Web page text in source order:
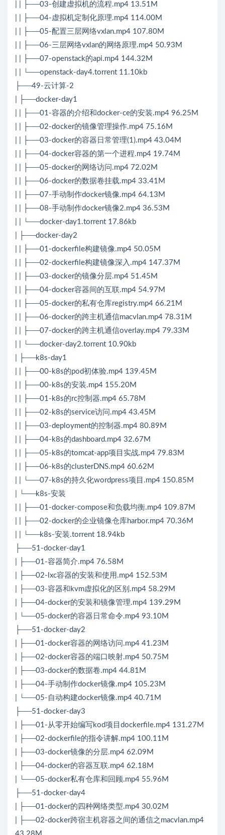
| | ├──03-创建虚拟机的流程.mp4 13.51M
| | ├──04-虚拟机定制化原理.mp4 114.00M
| | ├──05-配置三层网络vxlan.mp4 107.80M
| | ├──06-三层网络vxlan的网络原理.mp4 50.93M
| | ├──07-openstack的api.mp4 144.32M
| | └──openstack-day4.torrent 11.10kb
├──49-云计算-2
| ├──docker-day1
| | ├──01-容器的介绍和docker-ce的安装.mp4 96.25M
| | ├──02-docker的镜像管理操作.mp4 75.16M
| | ├──03-docker的容器日常管理(1).mp4 43.04M
| | ├──04-docker容器的第一个进程.mp4 19.74M
| | ├──05-docker的网络访问.mp4 72.02M
| | ├──06-docker的数据卷挂载.mp4 33.41M
| | ├──07-手动制作docker镜像.mp4 64.13M
| | ├──08-手动制作docker镜像2.mp4 36.53M
| | └──docker-day1.torrent 17.86kb
| ├──docker-day2
| | ├──01-dockerfile构建镜像.mp4 50.05M
| | ├──02-dockerfile构建镜像深入.mp4 147.37M
| | ├──03-docker的镜像分层.mp4 51.45M
| | ├──04-docker容器间的互联.mp4 54.97M
| | ├──05-docker的私有仓库registry.mp4 66.21M
| | ├──06-docker的跨主机通信macvlan.mp4 78.31M
| | ├──07-docker的跨主机通信overlay.mp4 79.33M
| | └──docker-day2.torrent 10.90kb
| ├──k8s-day1
| | ├──00-k8s的pod初体验.mp4 139.45M
| | ├──00-k8s的安装.mp4 155.20M
| | ├──01-k8s的rc控制器.mp4 65.78M
| | ├──02-k8s的service访问.mp4 43.45M
| | ├──03-deployment的控制器.mp4 80.89M
| | ├──04-k8s的dashboard.mp4 32.67M
| | ├──05-k8s的tomcat-app项目实战.mp4 79.83M
| | ├──06-k8s的clusterDNS.mp4 60.62M
| | └──07-k8s的持久化wordpress项目.mp4 150.85M
| └──k8s-安装
| | ├──01-docker-compose和负载均衡.mp4 109.87M
| | ├──02-docker的企业镜像仓库harbor.mp4 70.36M
| | └──k8s-安装.torrent 18.94kb
├──51-docker-day1
| ├──01-容器简介.mp4 76.58M
| ├──02-lxc容器的安装和使用.mp4 152.53M
| ├──03-容器和kvm虚拟化的区别.mp4 58.29M
| ├──04-docker的安装和镜像管理.mp4 139.29M
| └──05-docker的容器日常命令.mp4 93.10M
├──51-docker-day2
| ├──01-docker容器的网络访问.mp4 41.23M
| ├──02-docker容器的端口映射.mp4 50.75M
| ├──03-docker的数据卷.mp4 44.81M
| ├──04-手动制作docker镜像.mp4 105.23M
| └──05-自动构建docker镜像.mp4 40.71M
├──51-docker-day3
| ├──01-从零开始编写kod项目dockerfile.mp4 131.27M
| ├──02-dockerfile的指令讲解.mp4 100.11M
| ├──03-docker镜像的分层.mp4 62.09M
| ├──04-docker的容器互联.mp4 62.18M
| └──05-docker私有仓库和回顾.mp4 55.96M
├──51-docker-day4
| ├──01-docker的四种网络类型.mp4 30.02M
| ├──02-docker跨宿主机容器之间的通信之macvlan.mp4